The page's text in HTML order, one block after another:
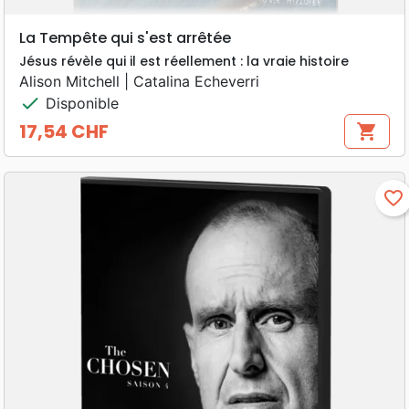
La Tempête qui s'est arrêtée
Jésus révèle qui il est réellement : la vraie histoire
Alison Mitchell | Catalina Echeverri
check Disponible
Prix
17,54 CHF shopping_cart
favorite_border